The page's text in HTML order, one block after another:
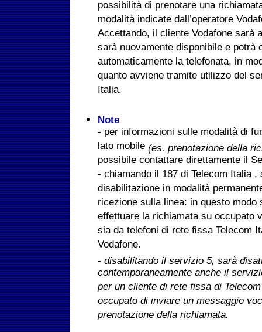
possibilità di prenotare una
modalità indicate dall’operatore
Accettando, il cliente Vodafone sarà
sarà nuovamente disponibile e potrà
automaticamente la telefonata, in
quanto avviene tramite utilizzo del
Italia.
Note
- per informazioni sulle modalità di
lato mobile (es. prenotazione della
possibile contattare direttamente il
- chiamando il 187 di Telecom Italia
disabilitazione in modalità
ricezione sulla linea: in questo modo
effettuare la richiamata su occupato
sia da telefoni di rete fissa Telecom
Vodafone.
- disabilitando il servizio 5, sarà
contemporaneamente anche il
per un cliente di rete fissa di
occupato di inviare un messaggio
prenotazione della richiamata.